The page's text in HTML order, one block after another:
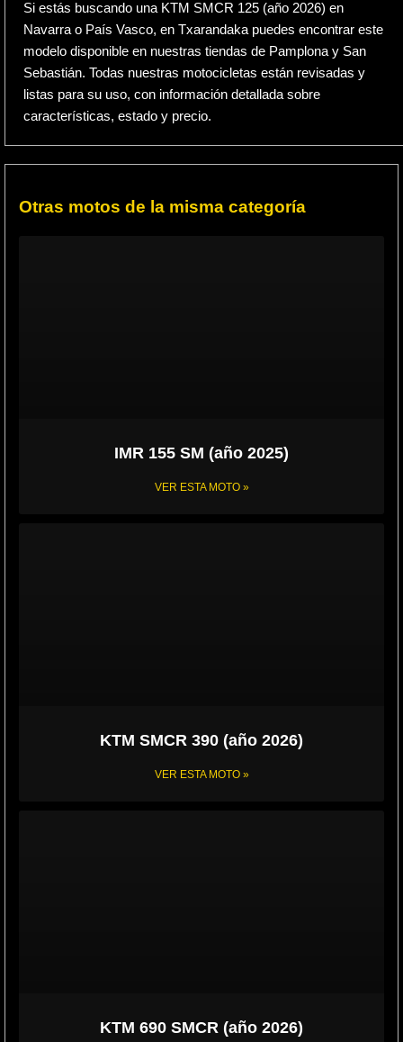
Si estás buscando una KTM SMCR 125 (año 2026) en
Navarra o País Vasco, en Txarandaka puedes encontrar este
modelo disponible en nuestras tiendas de Pamplona y San
Sebastián. Todas nuestras motocicletas están revisadas y
listas para su uso, con información detallada sobre
características, estado y precio.
Otras motos de la misma categoría
IMR 155 SM (año 2025)
VER ESTA MOTO »
KTM SMCR 390 (año 2026)
VER ESTA MOTO »
KTM 690 SMCR (año 2026)